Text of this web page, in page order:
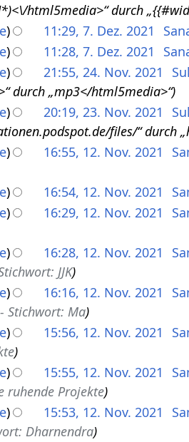
html5media>“ durch
11:29, 7. Dez. 2021
11:28, 7. Dez. 2021
21:55, 24. Nov. 2021
durch „mp3</html5media>“
20:19, 23. Nov. 2021
files/“ durch
16:55, 12. Nov. 2021
16:54, 12. Nov. 2021
16:29, 12. Nov. 2021
16:28, 12. Nov. 2021
JJK
16:16, 12. Nov. 2021
Stichwort: Ma
15:56, 12. Nov. 2021
15:55, 12. Nov. 2021
ruhende Projekte
15:53, 12. Nov. 2021
Dharnendra